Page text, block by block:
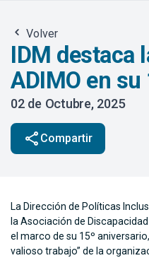
Volver
IDM destaca
ADIMO en
02 de Octubre, 2025
share Compartir
La Dirección de Políticas
la Asociación de
el marco de su 15º
valioso trabajo” de la